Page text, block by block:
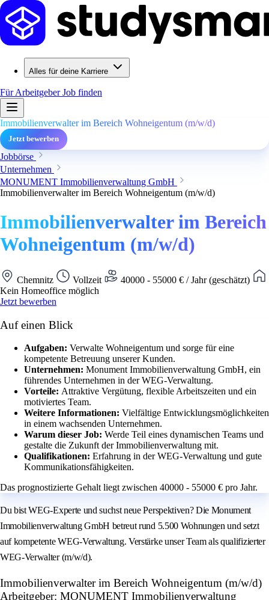
Alles für deine Karriere
Für ArbeitgeberJob finden
Immobilienverwalter im Bereich Wohneigentum (m/w/d)
Jetzt bewerben
Jobbörse
Unternehmen
MONUMENT Immobilienverwaltung GmbH
Immobilienverwalter im Bereich Wohneigentum (m/w/d)
Immobilienverwalter im Bereich
Wohneigentum (m/w/d)
Chemnitz Vollzeit
40000 - 55000 € / Jahr (geschätzt)
Kein Homeoffice möglich
Jetzt bewerben
Auf einen Blick
Aufgaben: Verwalte Wohneigentum und sorge für eine
kompetente Betreuung unserer Kunden.
Unternehmen: Monument Immobilienverwaltung GmbH, ein
führendes Unternehmen in der WEG-Verwaltung.
Vorteile: Attraktive Vergütung, flexible Arbeitszeiten und ein
motiviertes Team.
Weitere Informationen: Vielfältige Entwicklungsmöglichkeiten
in einem wachsenden Unternehmen.
Warum dieser Job: Werde Teil eines dynamischen Teams und
gestalte die Zukunft der Immobilienverwaltung mit.
Qualifikationen: Erfahrung in der WEG-Verwaltung und gute
Kommunikationsfähigkeiten.
Das prognostizierte Gehalt liegt zwischen 40000 - 55000 € pro Jahr.
Du bist WEG-Experte und suchst neue Perspektiven? Die Monument
Immobilienverwaltung GmbH betreut rund 5.500 Wohnungen und setzt
auf kompetente WEG-Verwaltung. Verstärke unser Team als qualifizierter
WEG-Verwalter (m/w/d).
Immobilienverwalter im Bereich Wohneigentum (m/w/d)
Arbeitgeber: MONUMENT Immobilienverwaltung